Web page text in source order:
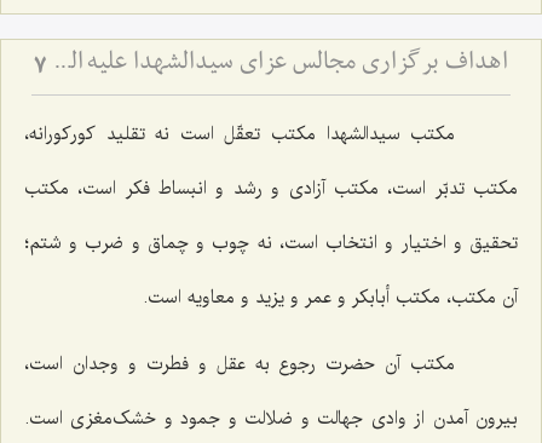
اهداف برگزاری مجالس عزای سیدالشهدا علیه السّلام 7
مکتب سیدالشهدا مکتب تعقّل است نه تقلید کورکورانه،
مکتب تدبّر است، مکتب آزادی و رشد و انبساط فکر است، مکتب
تحقیق و اختیار و انتخاب است، نه چوب و چماق و ضرب و شتم؛
آن مکتب، مکتب أبابکر و عمر و یزید و معاویه است.
مکتب آن حضرت رجوع به عقل و فطرت و وجدان است،
بیرون آمدن از وادی جهالت و ضلالت و جمود و خشک‌مغزی است.